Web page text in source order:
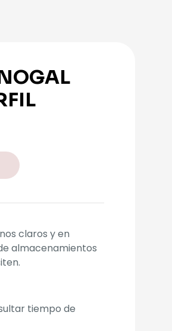
claros y en
almacenamientos
tiempo de